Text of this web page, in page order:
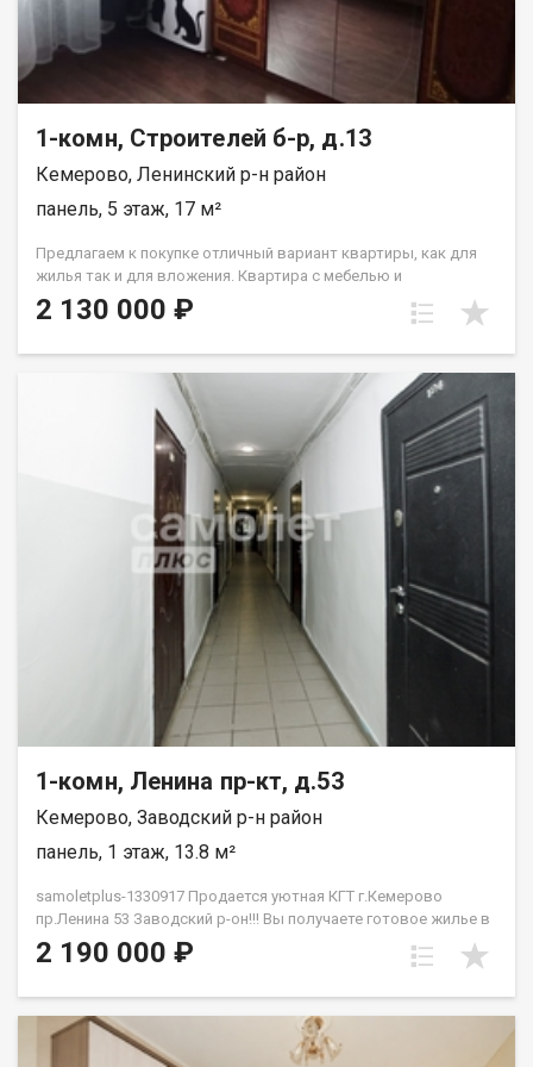
paсчитывaютcя индивидуaльно. Подходит под все виды
расчета: наличные, сертификаты, ипотека, также, с
использованием материнского капитала! Отличный вариант
для тех, кто ценит комфорт и тишину. Рады будем ответить на
все ваши вопросы с 9:00 до 21:00​. Набиева Алия
1-комн, Строителей б-р, д.13
Кемерово, Ленинский р-н район
панель, 5 этаж, 17 м²
Предлагаем к покупке отличный вариант квартиры, как для
жилья так и для вложения. Квартира с мебелью и
косметическим ремонтом: стеклопакет, на полу линолеум, на
стенах обои,с/у совмещен Лена Васильева
2 130 000 ₽
1-комн, Ленина пр-кт, д.53
Кемерово, Заводский р-н район
панель, 1 этаж, 13.8 м²
samoletplus-1330917 Продается уютная КГТ г.Кемерово
пр.Ленина 53 Заводский р-он!!! Вы получаете готовое жилье в
самом сердце города без необходимости вкладываться в
капитальный ремонт.<!--TgQPHd||[]--> Главные преимущества
библиотеки и коворкинги. Отличное состояние<!--TgQPHd||[]-->:
чистая, светлая комната, свежие обои, пластиковое окно и
2 190 000 ₽